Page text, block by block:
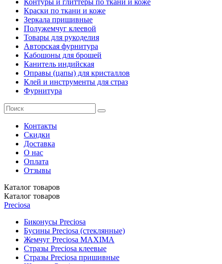
Контуры и глиттеры по ткани и коже
Краски по ткани и коже
Зеркала пришивные
Полужемчуг клеевой
Товары для рукоделия
Авторская фурнитура
Кабошоны для брошей
Канитель индийская
Оправы (цапы) для кристаллов
Клей и инструменты для страз
Фурнитура
Контакты
Скидки
Доставка
О нас
Оплата
Отзывы
Каталог товаров
Каталог товаров
Preciosa
Биконусы Preciosa
Бусины Preciosa (стеклянные)
Жемчуг Preciosa MAXIMA
Стразы Preciosa клеевые
Стразы Preciosa пришивные